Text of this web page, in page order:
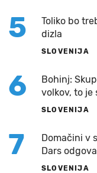
5
Toliko bo
dizla
SLOVENIJA
6
Bohinj:
volkov, to je
SLOVENIJA
7
Domačini v
Dars
SLOVENIJA